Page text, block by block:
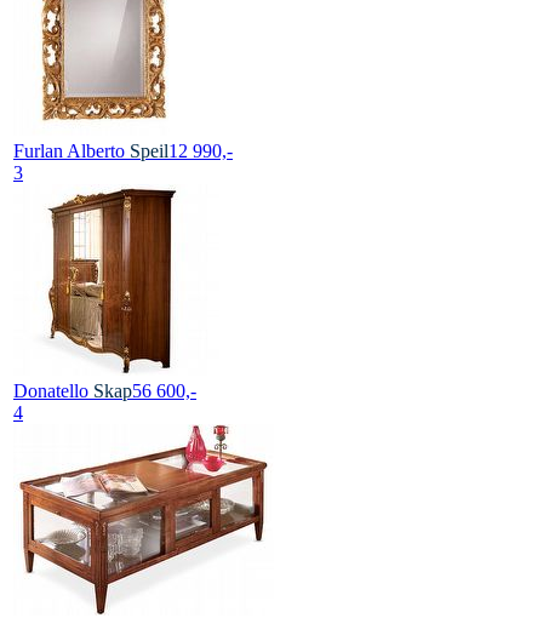
Furlan Alberto Speil12 990,-
3
Donatello Skap56 600,-
4